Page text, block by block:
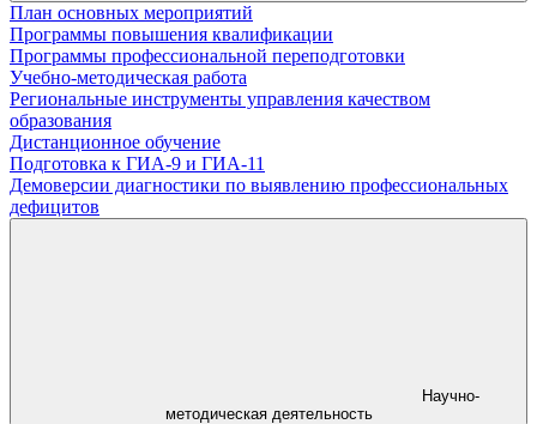
План основных мероприятий
Программы повышения квалификации
Программы профессиональной переподготовки
Учебно-методическая работа
Региональные инструменты управления качеством
образования
Дистанционное обучение
Подготовка к ГИА-9 и ГИА-11
Демоверсии диагностики по выявлению профессиональных
дефицитов
Научно-
методическая деятельность